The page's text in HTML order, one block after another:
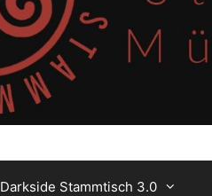
Darkside Stammtisch 3.0